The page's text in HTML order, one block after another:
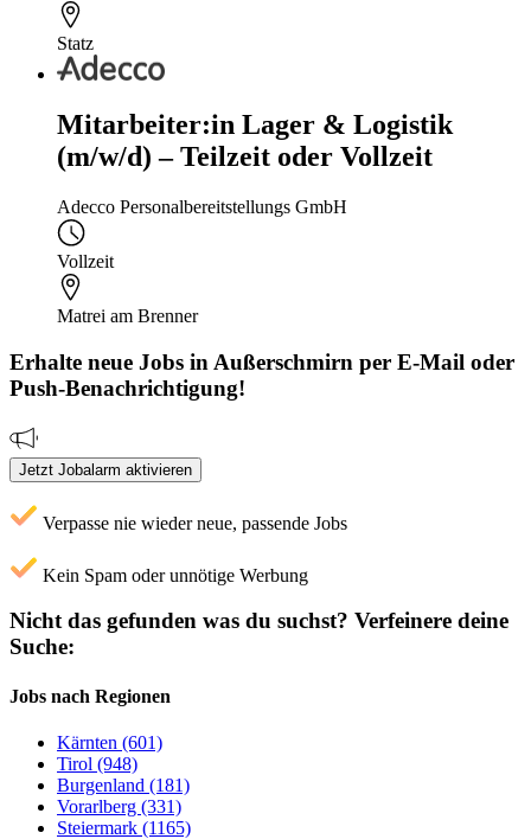
Statz
Mitarbeiter:in Lager & Logistik
(m/w/d) – Teilzeit oder Vollzeit
Adecco Personalbereitstellungs GmbH
Vollzeit
Matrei am Brenner
Erhalte neue Jobs in Außerschmirn per E-Mail oder
Push-Benachrichtigung!
Jetzt Jobalarm aktivieren
Verpasse nie wieder neue, passende Jobs
Kein Spam oder unnötige Werbung
Nicht das gefunden was du suchst? Verfeinere deine
Suche:
Jobs nach Regionen
Kärnten (601)
Tirol (948)
Burgenland (181)
Vorarlberg (331)
Steiermark (1165)